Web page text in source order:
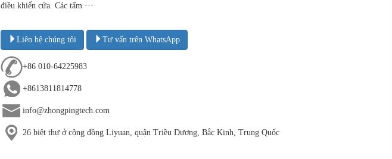
điều khiển cửa. Các tấm ···
Liên hệ chúng tôi Tư vấn trên WhatsApp
+86 010-64225983
+8613811814778
info@zhongpingtech.com
26 biệt thự ở cộng đồng Liyuan, quận Triều Dương, Bắc Kinh, Trung Quốc